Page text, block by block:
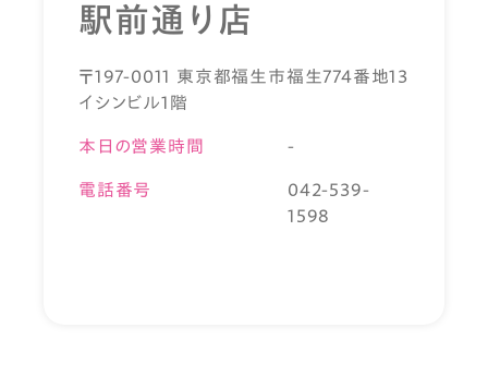
駅前通り店
〒197-0011 東京都福生市福生774番地13
イシンビル1階
本日の営業時間 -
電話番号
042-539-
1598